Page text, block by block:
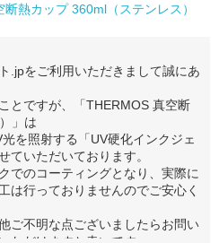
熱カップ 360ml（ステンレス）
.jpをご利用いただきまして誠にあ
とですが、「THERMOS 真空断
」は
を照射する「UV硬化インクジェ
ていただいております。
でのコーティングとなり、実際に
は行っておりませんのでご安心く
ご不明な点ございましたらお問い